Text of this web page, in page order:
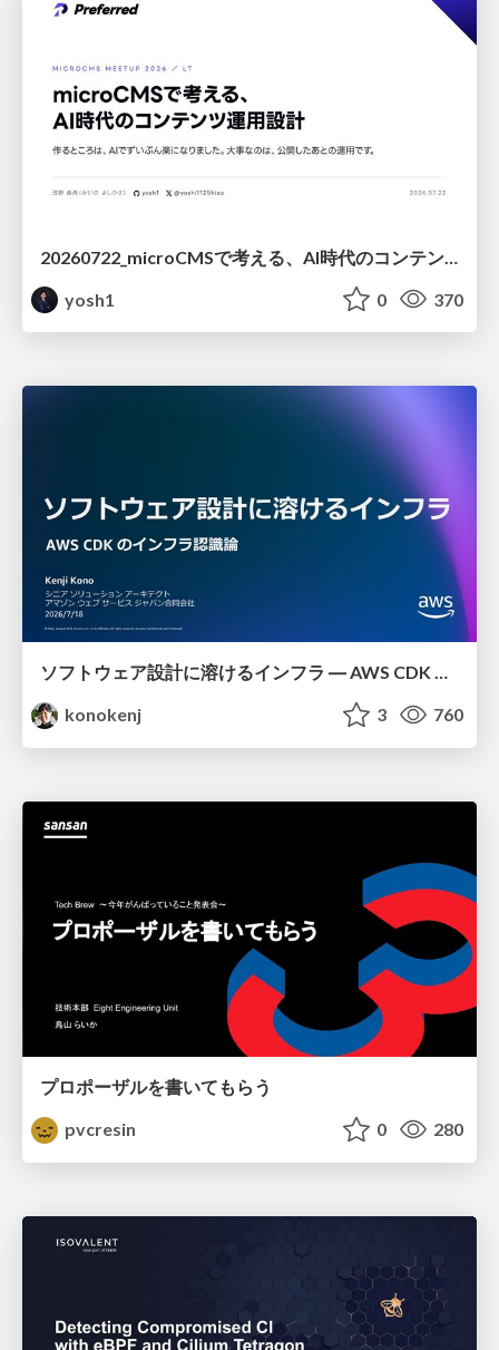
yosh1
0 370
ソフトウェア設計に溶けるインフラ ― AWS CDK のインフラ認識論
konokenj
3 760
プロポーザルを書いてもらう
pvcresin
0 280